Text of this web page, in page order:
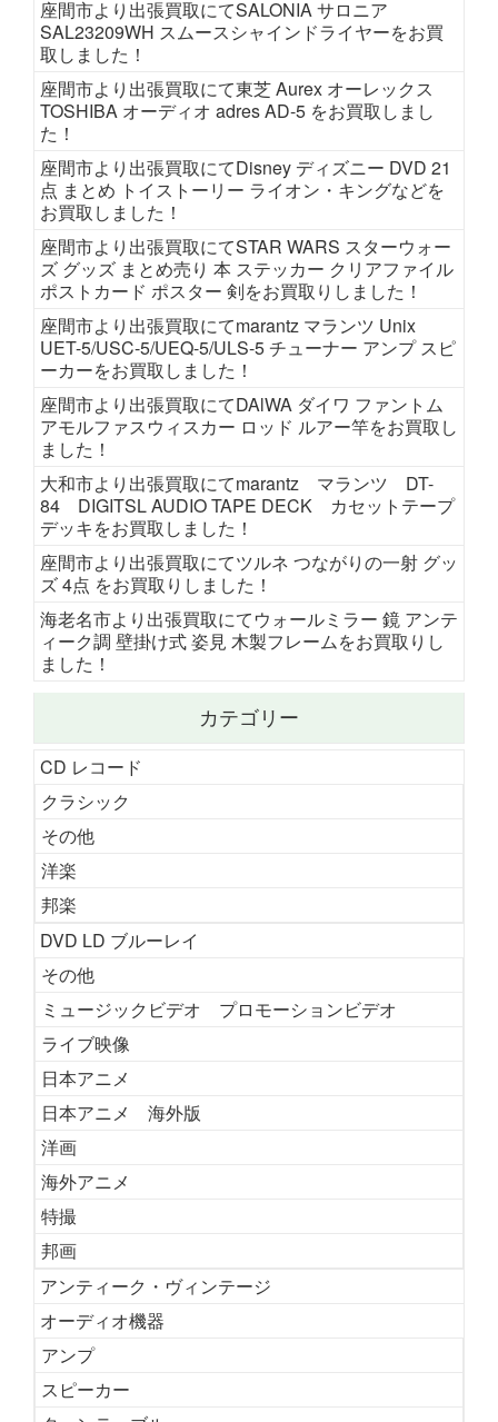
座間市より出張買取にてSALONIA サロニア
SAL23209WH スムースシャインドライヤーをお買
取しました！
座間市より出張買取にて東芝 Aurex オーレックス
TOSHIBA オーディオ adres AD-5 をお買取しまし
た！
座間市より出張買取にてDisney ディズニー DVD 21
点 まとめ トイストーリー ライオン・キングなどを
お買取しました！
座間市より出張買取にてSTAR WARS スターウォー
ズ グッズ まとめ売り 本 ステッカー クリアファイル
ポストカード ポスター 剣をお買取りしました！
座間市より出張買取にてmarantz マランツ Unix
UET-5/USC-5/UEQ-5/ULS-5 チューナー アンプ スピ
ーカーをお買取しました！
座間市より出張買取にてDAlWA ダイワ ファントム
アモルファスウィスカー ロッド ルアー竿をお買取し
ました！
大和市より出張買取にてmarantz マランツ DT-
84 DIGITSL AUDIO TAPE DECK カセットテープ
デッキをお買取しました！
座間市より出張買取にてツルネ つながりの一射 グッ
ズ 4点 をお買取りしました！
海老名市より出張買取にてウォールミラー 鏡 アンテ
ィーク調 壁掛け式 姿見 木製フレームをお買取りし
ました！
カテゴリー
CD レコード
クラシック
その他
洋楽
邦楽
DVD LD ブルーレイ
その他
ミュージックビデオ プロモーションビデオ
ライブ映像
日本アニメ
日本アニメ 海外版
洋画
海外アニメ
特撮
邦画
アンティーク・ヴィンテージ
オーディオ機器
アンプ
スピーカー